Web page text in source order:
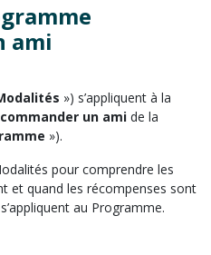
ami
») s’appliquent à la
un ami de la
»).
pour comprendre les
et quand les récompenses sont
au Programme.